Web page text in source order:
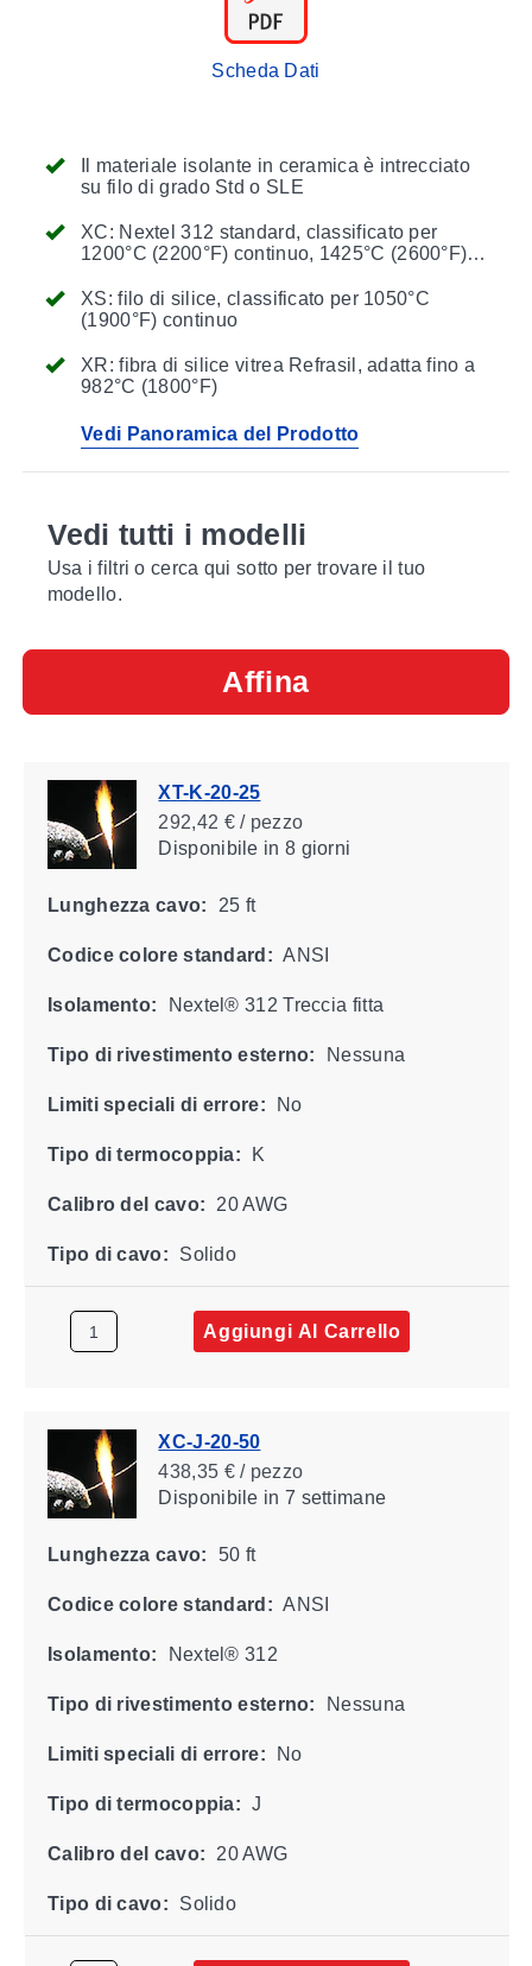
Il materiale isolante in ceramica è intrecciato
su filo di grado Std o SLE
XC: Nextel 312 standard, classificato per
1200°C (2200°F) continuo, 1425°C (2600°F) a
XS: filo di silice, classificato per 1050°C
(1900°F) continuo
XR: fibra di silice vitrea Refrasil, adatta fino a
982°C (1800°F)
Vedi Panoramica del Prodotto
Scheda Dati
Vedi tutti i modelli
Usa i filtri o cerca qui sotto per trovare il tuo
modello.
Affina
XT-K-20-25
292,42 € / pezzo
Disponibile in 8 giorni
Lunghezza cavo: 25 ft
Codice colore standard: ANSI
Isolamento: Nextel® 312 Treccia fitta
Tipo di rivestimento esterno: Nessuna
Limiti speciali di errore: No
Tipo di termocoppia: K
Calibro del cavo: 20 AWG
Tipo di cavo: Solido
Aggiungi Al Carrello
XC-J-20-50
438,35 € / pezzo
Disponibile in 7 settimane
Lunghezza cavo: 50 ft
Codice colore standard: ANSI
Isolamento: Nextel® 312
Tipo di rivestimento esterno: Nessuna
Limiti speciali di errore: No
Tipo di termocoppia: J
Calibro del cavo: 20 AWG
Tipo di cavo: Solido